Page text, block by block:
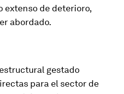
extenso de deterioro,
abordado.
gestado
para el sector de